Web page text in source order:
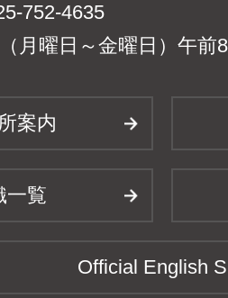
752-4635
月曜日～金曜日）午前
案内
一覧
Official English